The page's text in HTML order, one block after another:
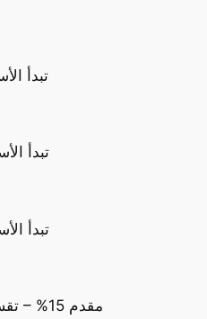
تبدأ الأسعار
تبدأ الأسعار
تبدأ الأسعار
مقدم 15% – تقسيط على 5 سنوات